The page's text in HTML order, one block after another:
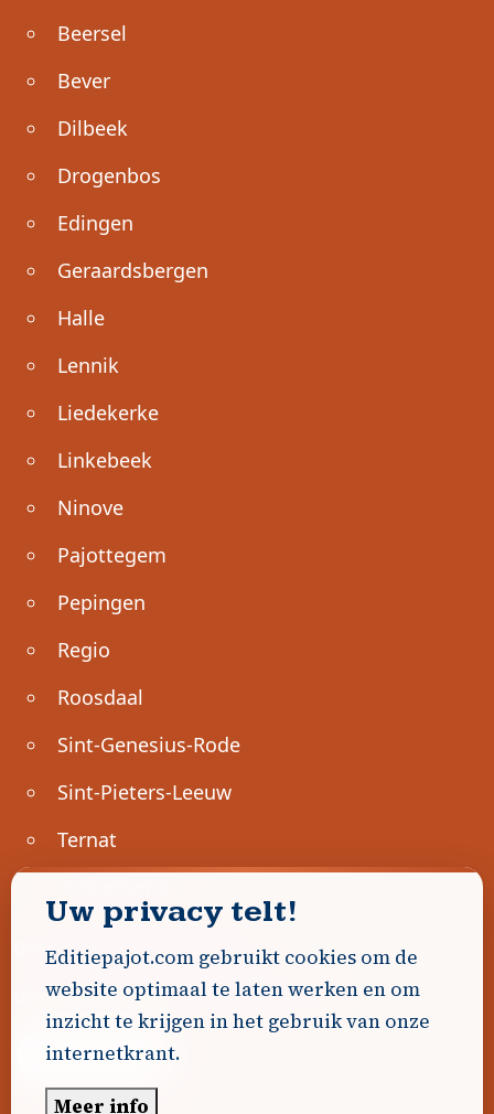
Beersel
Bever
Dilbeek
Drogenbos
Edingen
Geraardsbergen
Halle
Lennik
Liedekerke
Linkebeek
Ninove
Pajottegem
Pepingen
Regio
Roosdaal
Sint-Genesius-Rode
Sint-Pieters-Leeuw
Ternat
Geen advertenties gevonden.
Uw advertentie hier? Contacteer ons!
Word Partner!
Uw privacy telt!
Editiepajot.com gebruikt cookies om de
website optimaal te laten werken en om
inzicht te krijgen in het gebruik van onze
internetkrant.
Meer info